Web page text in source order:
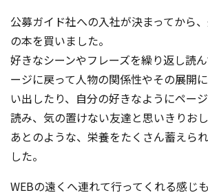
公募ガイド社への入社が決まってから
の本を買いました。
好きなシーンやフレーズを繰り返し読
ージに戻って人物の関係性やその展開
い出したり、自分の好きなようにペー
読み、気の置けない友達と思いきりお
あとのような、栄養をたくさん蓄えら
した。
WEBの遠くへ連れて行ってくれる感じ